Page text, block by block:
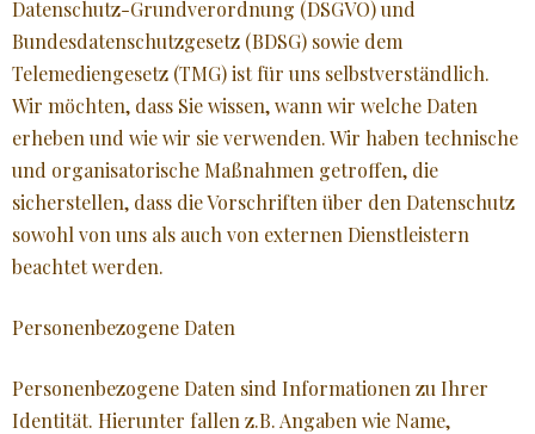
Datenschutz-Grundverordnung (DSGVO) und
Bundesdatenschutzgesetz (BDSG) sowie dem
Telemediengesetz (TMG) ist für uns selbstverständlich.
Wir möchten, dass Sie wissen, wann wir welche Daten
erheben und wie wir sie verwenden. Wir haben technische
und organisatorische Maßnahmen getroffen, die
sicherstellen, dass die Vorschriften über den Datenschutz
sowohl von uns als auch von externen Dienstleistern
beachtet werden.
Personenbezogene Daten
Personenbezogene Daten sind Informationen zu Ihrer
Identität. Hierunter fallen z.B. Angaben wie Name,